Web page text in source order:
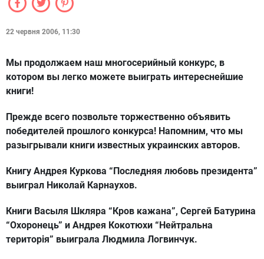
22 червня 2006, 11:30
Мы продолжаем наш многосерийный конкурс, в
котором вы легко можете выиграть интереснейшие
книги!
Прежде всего позвольте торжественно объявить
победителей прошлого конкурса! Напомним, что мы
разыгрывали книги известных украинских авторов.
Книгу Андрея Куркова “Последняя любовь президента”
выиграл Николай Карнаухов.
Книги Васыля Шкляра “Кров кажана”, Сергей Батурина
“Охоронець” и Андрея Кокотюхи “Нейтральна
територія” выиграла Людмила Логвинчук.